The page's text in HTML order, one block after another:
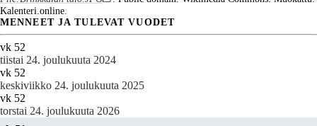
Kalenteri.online.
MENNEET JA TULEVAT VUODET
vk 52
tiistai 24. joulukuuta 2024
vk 52
keskiviikko 24. joulukuuta 2025
vk 52
torstai 24. joulukuuta 2026